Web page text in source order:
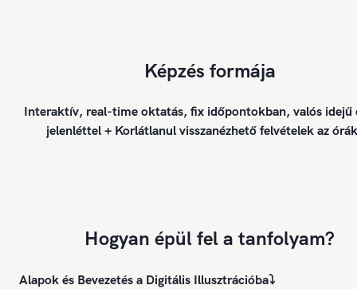
Képzés formája
Interaktív, real-time oktatás, fix időpontokban, valós
jelenléttel + Korlátlanul visszanézhető felvételek az
Hogyan épül fel a tanfolyam?
Alapok és Bevezetés a Digitális Illusztrációba⤵️